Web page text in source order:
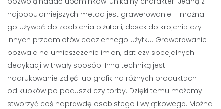
najpopularniejszych metod jest grawerowanie – można
go używać do zdobienia biżuterii, desek do krojenia czy
innych przedmiotów codziennego użytku. Grawerowanie
pozwala na umieszczenie imion, dat czy specjalnych
dedykacji w trwały sposób. Inną techniką jest
nadrukowanie zdjęć lub grafik na różnych produktach –
od kubków po poduszki czy torby. Dzięki temu możemy
stworzyć coś naprawdę osobistego i wyjątkowego. Można